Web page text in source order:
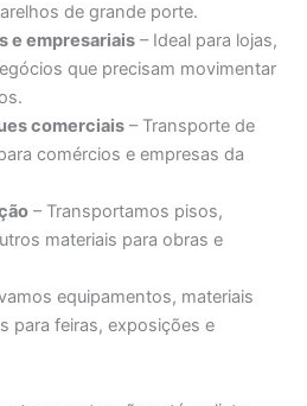
de grande porte.
e empresariais– Ideal para lojas,
que precisam movimentar
comerciais– Transporte de
comércios e empresas da
– Transportamos pisos,
materiais para obras e
equipamentos, materiais
para feiras, exposições e